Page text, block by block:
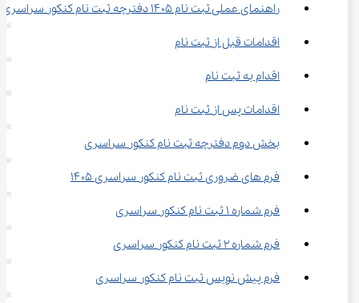
راهنمای عملی ثبت نام ۱۴۰۵ دفترچه ثبت نام کنکور سراسری
اقدامات قبل از ثبت نام
اقدام به ثبت نام
اقدامات پس از ثبت نام
بخش دوم دفترچه ثبت ‌نام کنکور سراسری
فرم‌ های ضروری ثبت ‌نام کنکور سراسری ۱۴۰۵
فرم شماره ۱ ثبت ‌نام کنکور سراسری
فرم شماره ۲ ثبت ‌نام کنکور سراسری
فرم پیش ‌نویس ثبت‌ نام کنکور سراسری